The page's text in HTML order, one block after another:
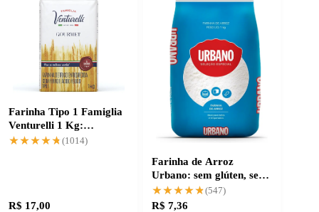
Farinha Tipo 1 Famiglia
Venturelli 1 Kg:
Consistência Garantida
★★★★★
★★★★★ (1014)
R$ 17,00
Farinha de Arroz
Urbano: sem glúten, sem
desperdício
★★★★★
★★★★★(547)
R$ 7,36